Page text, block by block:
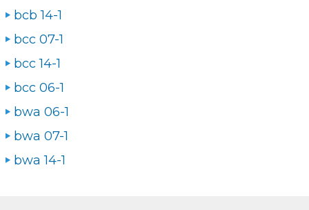
bcb 14-1
bcc 07-1
bcc 14-1
bcc 06-1
bwa 06-1
bwa 07-1
bwa 14-1